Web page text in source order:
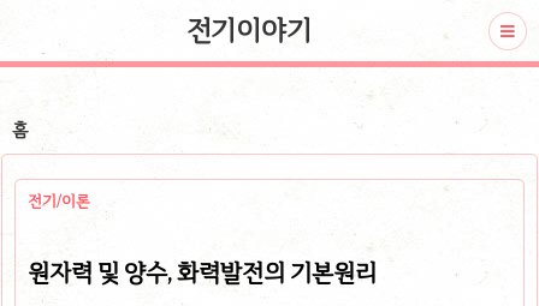
전기이야기
홈
전기/이론
원자력 및 양수, 화력발전의 기본원리